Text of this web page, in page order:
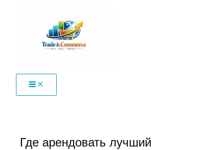
содержимому
Где арендовать лучший